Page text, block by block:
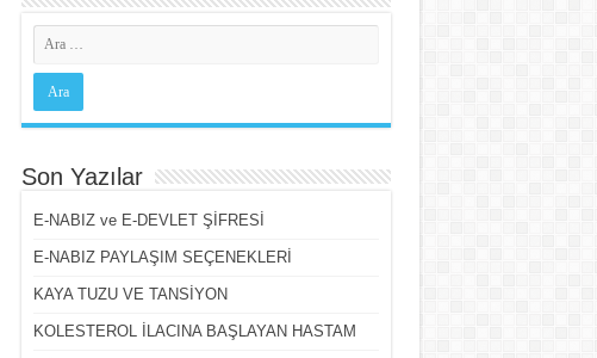
Son Yazılar
E-NABIZ ve E-DEVLET ŞİFRESİ
E-NABIZ PAYLAŞIM SEÇENEKLERİ
KAYA TUZU VE TANSİYON
KOLESTEROL İLACINA BAŞLAYAN HASTAM